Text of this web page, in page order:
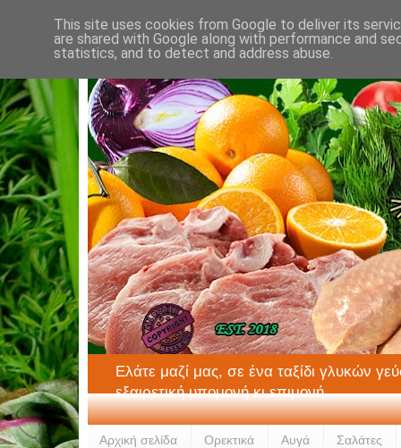
Ελάτε μαζί μας, σε ένα ταξίδι γλυκών
εξαιρετική υπομονή κι επιμονή.
Αρχική σελίδα Ορεκτικά Αυγά Σαλάτες
This site uses cookies from Google to deliver its
are shared with Google along with performance and
statistics, and to detect and address abuse.